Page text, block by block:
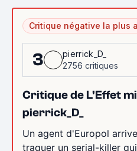
Critique négative la plus
3
pierrick_D_
2756 critiques
Critique de L'Effet
pierrick_D_
Un agent d'Europol
traquer un serial-killer